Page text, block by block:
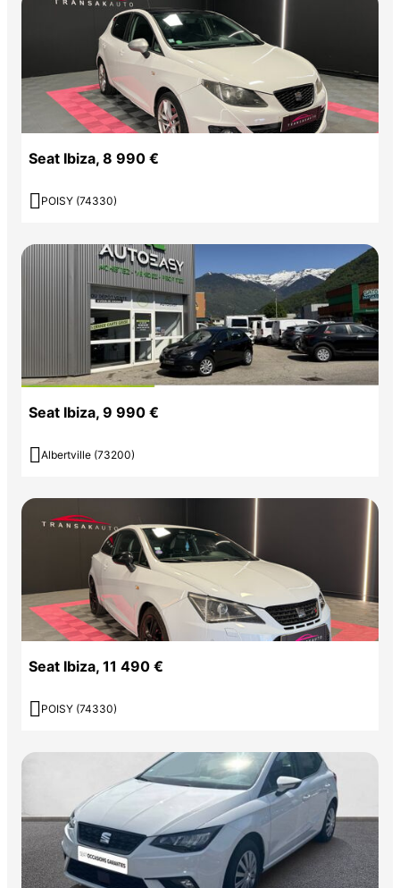
Seat Ibiza, 8 990 €
 POISY (74330)
Seat Ibiza, 9 990 €
 Albertville (73200)
Seat Ibiza, 11 490 €
 POISY (74330)